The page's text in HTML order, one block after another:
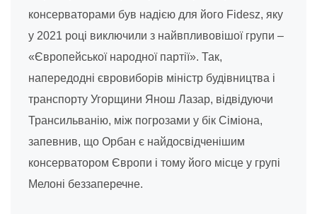
консерваторами був надією для його Fidesz, яку
у 2021 році виключили з найвпливовішої групи –
«Європейської народної партії». Так,
напередодні євровиборів міністр будівництва і
транспорту Угорщини Янош Лазар, відвідуючи
Трансильванію, між погрозами у бік Сіміона,
запевнив, що Орбан є найдосвідченішим
консерватором Європи і тому його місце у групі
Мелоні беззаперечне.